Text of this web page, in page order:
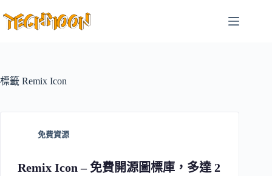
至
容
標籤 Remix Icon
免費資源
Remix Icon – 免費開源圖標庫，多達 2